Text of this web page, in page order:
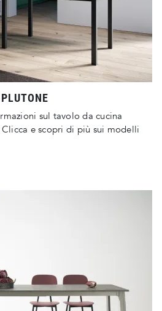
PLUTONE
sul tavolo da cucina
e scopri di più sui modelli